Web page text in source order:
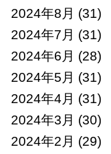
2024年8月 (31)
2024年7月 (31)
2024年6月 (28)
2024年5月 (31)
2024年4月 (31)
2024年3月 (30)
2024年2月 (29)